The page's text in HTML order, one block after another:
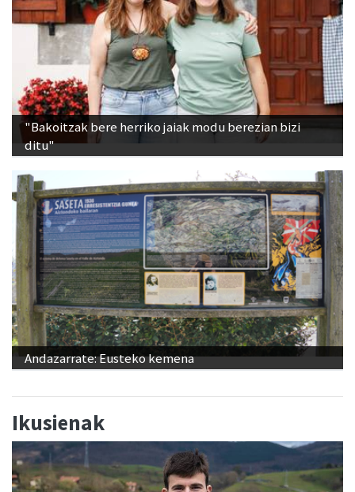
"Bakoitzak bere herriko jaiak modu berezian bizi
ditu"
Andazarrate: Eusteko kemena
Ikusienak